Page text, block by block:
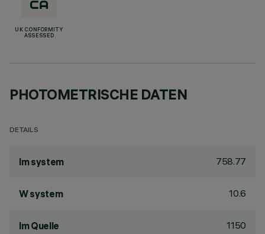
UK CONFORMITY
ASSESSED
PHOTOMETRISCHE DATEN
DETAILS
lm system 758.77
W system 10.6
lm Quelle 1150